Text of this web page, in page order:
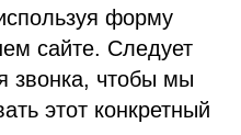
форму
сайте. Следует
звонка, чтобы мы
этот конкретный